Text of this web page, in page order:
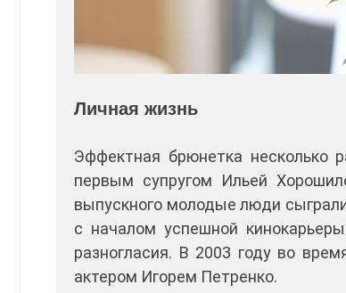
Личная жизнь
Эффектная брюнетка несколько
первым супругом Ильей
выпускного молодые люди
с началом успешной
разногласия. В 2003 году во
актером Игорем Петренко.